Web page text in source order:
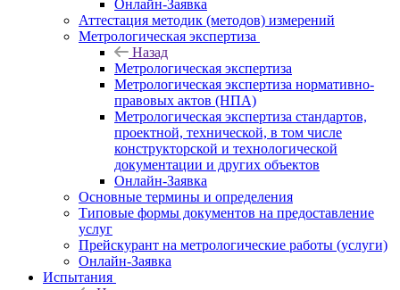
Онлайн-Заявка
Аттестация методик (методов) измерений
Метрологическая экспертиза
Назад
Метрологическая экспертиза
Метрологическая экспертиза нормативно-
правовых актов (НПА)
Метрологическая экспертиза стандартов,
проектной, технической, в том числе
конструкторской и технологической
документации и других объектов
Онлайн-Заявка
Основные термины и определения
Типовые формы документов на предоставление
услуг
Прейскурант на метрологические работы (услуги)
Онлайн-Заявка
Испытания